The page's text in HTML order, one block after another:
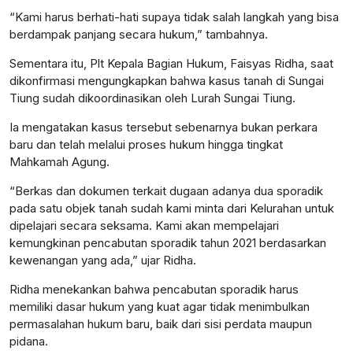
“Kami harus berhati-hati supaya tidak salah langkah yang bisa
berdampak panjang secara hukum,” tambahnya.
Sementara itu, Plt Kepala Bagian Hukum, Faisyas Ridha, saat
dikonfirmasi mengungkapkan bahwa kasus tanah di Sungai
Tiung sudah dikoordinasikan oleh Lurah Sungai Tiung.
Ia mengatakan kasus tersebut sebenarnya bukan perkara
baru dan telah melalui proses hukum hingga tingkat
Mahkamah Agung.
“Berkas dan dokumen terkait dugaan adanya dua sporadik
pada satu objek tanah sudah kami minta dari Kelurahan untuk
dipelajari secara seksama. Kami akan mempelajari
kemungkinan pencabutan sporadik tahun 2021 berdasarkan
kewenangan yang ada,” ujar Ridha.
Ridha menekankan bahwa pencabutan sporadik harus
memiliki dasar hukum yang kuat agar tidak menimbulkan
permasalahan hukum baru, baik dari sisi perdata maupun
pidana.